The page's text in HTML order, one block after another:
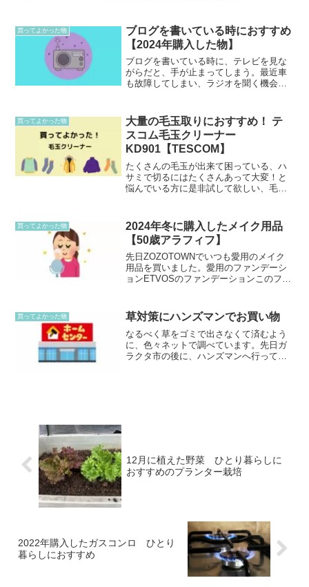
イムデーの前までにやっておくこと...
買ってよかった物
ブログを書いている時におすすめ
【2024年購入した物】
ブログを書いている時に、テレビを見な
がらだと、手が止まってしまう。最近車
も故障してしまい、ラジオを聞く機会も
いました。今まで好きで買っていたCDや
ラジオを聞きながらブ...
買ってよかった物
大量の毛玉取りにおすすめ！ テ
スコム毛玉クリーナー
KD901【TESCOM】
たくさんの毛玉が出来て困っている、ハ
サミで切るにはたくさんあって大変！と
悩んでいる方に是非試して欲しい、毛玉
良かった～！と思いました。悩む女性ニ
ットに毛玉がたくさん出来...
買ってよかった物
2024年冬に購入したメイク用品
【50歳アラフィフ】
先日ZOZOTOWNでいつも愛用のメイク
用品を買いました。愛用のファンデーシ
ョンETVOSのファンデーションこのファ
こ数年はこればかり愛用中です。一番良
いのは、せっけん...
買ってよかった物 草対策にハンズマンでお買い物
なるべく草をゴミで出さなくて済むよう
に、色々ネットで調べています。先日ガ
ラクタ市の後に、ハンズマンへ行ってき
12月に植えた野菜 ひとり暮らしに
おすすめのプランター栽培
2022年購入したガスコンロ ひとり
暮らしにおすすめ